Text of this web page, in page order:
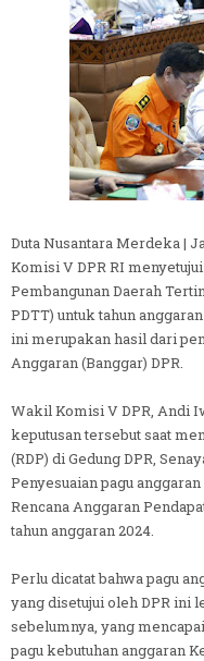
Duta Nusantara Merdeka |
Komisi V DPR RI
Pembangunan Daerah
PDTT) untuk tahun
ini merupakan hasil dari
Anggaran (Banggar) DPR.
Wakil Komisi V DPR, Andi
keputusan tersebut saat
(RDP) di Gedung DPR,
Penyesuaian pagu
Rencana Anggaran
tahun anggaran 2024.
Perlu dicatat bahwa pagu
yang disetujui oleh DPR ini
sebelumnya, yang
pagu kebutuhan anggaran